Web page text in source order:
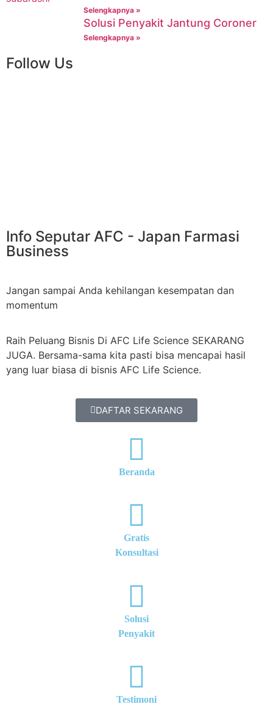
Selengkapnya »
Solusi Penyakit Jantung Coroner
Selengkapnya »
Follow Us
Info Seputar AFC - Japan Farmasi
Business
Jangan sampai Anda kehilangan kesempatan dan
momentum
Raih Peluang Bisnis Di AFC Life Science SEKARANG
JUGA. Bersama-sama kita pasti bisa mencapai hasil
yang luar biasa di bisnis AFC Life Science.
DAFTAR SEKARANG
Beranda
Gratis
Konsultasi
Solusi
Penyakit
Testimoni